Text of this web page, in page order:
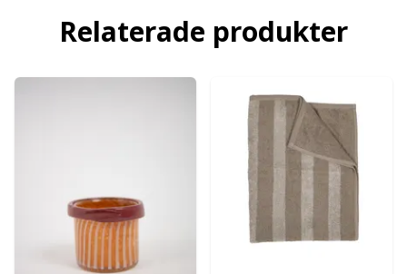
Relaterade produkter